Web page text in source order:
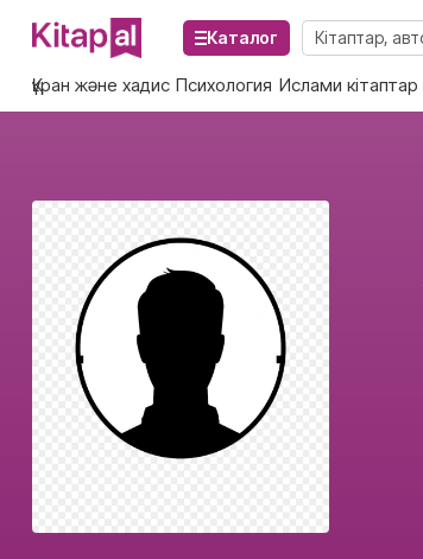
Каталог
Құран және хадис Психология Ислами кітаптар